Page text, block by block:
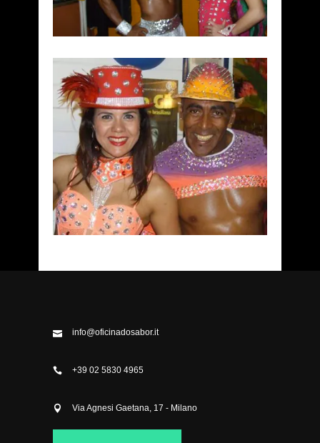
info@oficinadosabor.it
+39 02 5830 4965
Via Agnesi Gaetana, 17 - Milano